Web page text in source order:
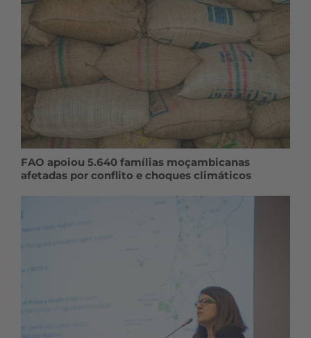
FAO apoiou 5.640 famílias moçambicanas
afetadas por conflito e choques climáticos